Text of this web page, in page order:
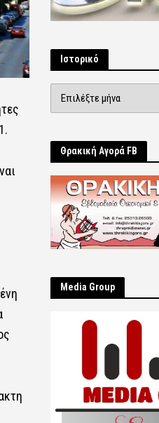
Ιστορικό
Θρακική Αγορά FB
Μedia Group